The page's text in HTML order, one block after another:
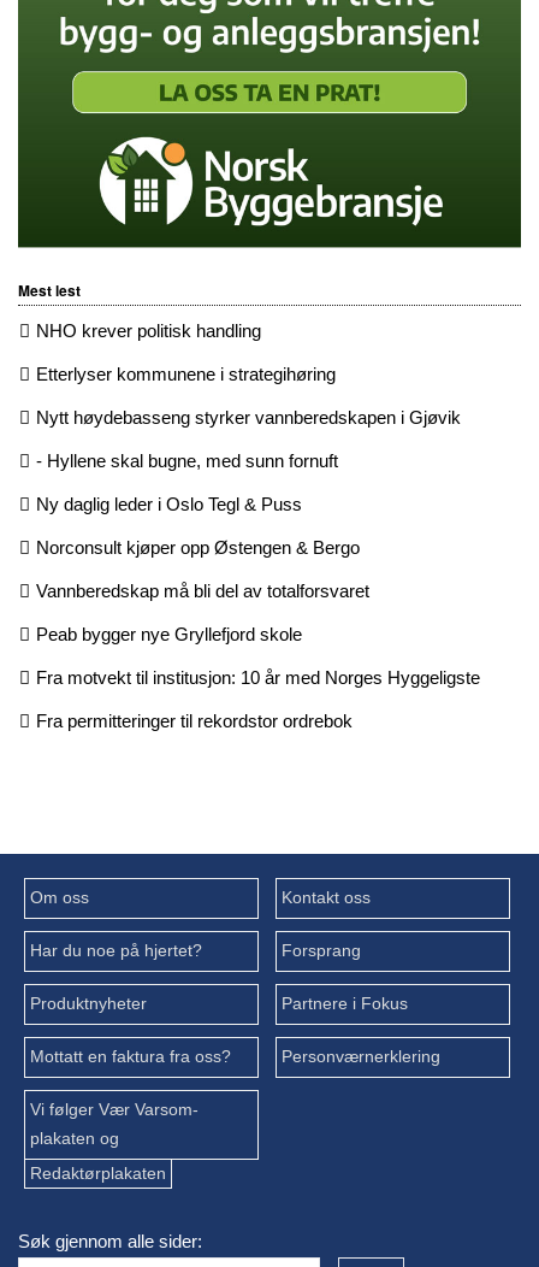
Mest lest
NHO krever politisk handling
Etterlyser kommunene i strategihøring
Nytt høydebasseng styrker vannberedskapen i Gjøvik
- Hyllene skal bugne, med sunn fornuft
Ny daglig leder i Oslo Tegl & Puss
Norconsult kjøper opp Østengen & Bergo
Vannberedskap må bli del av totalforsvaret
Peab bygger nye Gryllefjord skole
Fra motvekt til institusjon: 10 år med Norges Hyggeligste
Fra permitteringer til rekordstor ordrebok
Om oss Kontakt oss
Har du noe på hjertet? Forsprang
Produktnyheter Partnere i Fokus
Mottatt en faktura fra oss? Personværnerklering
Vi følger Vær Varsom-
plakaten og
Redaktørplakaten
Søk gjennom alle sider: